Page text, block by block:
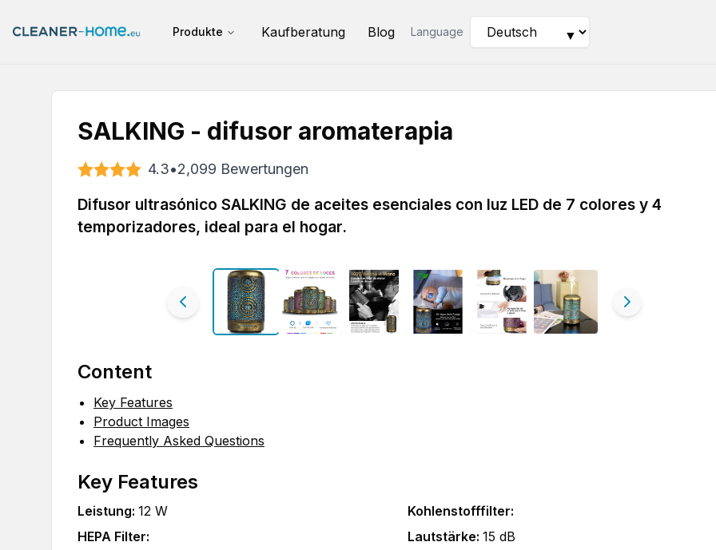
Produkte Kaufberatung Blog Language ▼
SALKING - difusor aromaterapia
4.3•2,099 Bewertungen
Difusor ultrasónico SALKING de aceites esenciales con luz LED de 7 colores y 4
temporizadores, ideal para el hogar.
Content
Key Features
Product Images
Frequently Asked Questions
Key Features
Leistung: 12 W Kohlenstofffilter:
HEPA Filter: Lautstärke: 15 dB